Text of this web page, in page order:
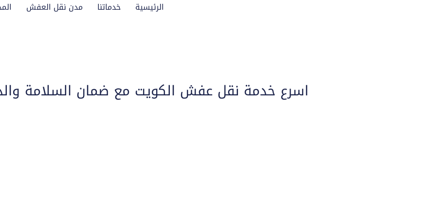
الرئيسية خدماتنا مدن نقل العفش
اسرع خدمة نقل عفش الكويت مع ضمان السلامة